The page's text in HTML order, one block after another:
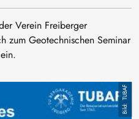
Verein Freiberger
zum Geotechnischen Seminar
TUBAF